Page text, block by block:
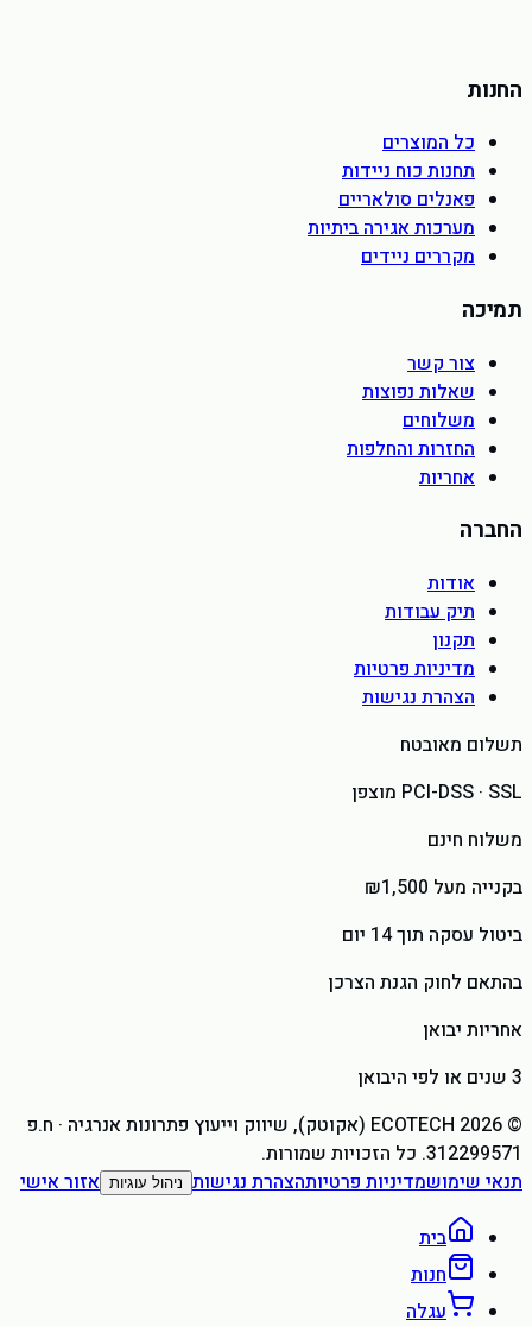
החנות
כל המוצרים
תחנות כוח ניידות
פאנלים סולאריים
מערכות אגירה ביתיות
מקררים ניידים
תמיכה
צור קשר
שאלות נפוצות
משלוחים
החזרות והחלפות
אחריות
החברה
אודות
תיק עבודות
תקנון
מדיניות פרטיות
הצהרת נגישות
תשלום מאובטח
PCI-DSS · SSL מוצפן
משלוח חינם
בקנייה מעל ₪1,500
ביטול עסקה תוך 14 יום
בהתאם לחוק הגנת הצרכן
אחריות יבואן
3 שנים או לפי היבואן
©
2026 ECOTECH (אקוטק), שיווק וייעוץ פתרונות אנרגיה
· ח.פ
312299571. כל הזכויות שמורות.
תנאי שימושמדיניות פרטיותהצהרת נגישות ניהול עוגיות אזור אישי
בית
חנות
עגלה